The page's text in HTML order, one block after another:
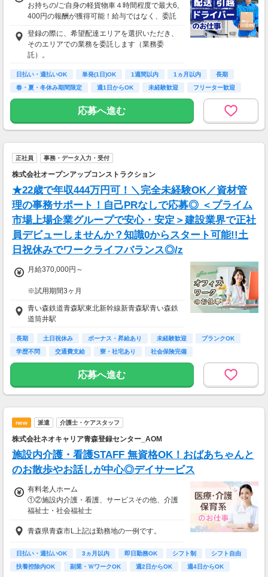
お持ちの/ご自身の軽貨物車４時間程度で最大6,
400円の報酬が獲得可能！給与ではなく、委託
業務に応じた報酬をお支払いする業務委託のお
仕事です。うれしい週払い。
※東北エリアで4-6月に稼働した場合を想定。
地域により異なります
※報酬は規約にしたがい配達完了の15日後に支
払いますが、可能な場合は、より早く、週払い
で前週稼働分をお支払いします。
登録の際に、希望配達エリアを選択いただき、
そのエリアでの業務を委託します（業務委
登録の際に、希望配達エリアを選択いただき、
そのエリアでの業務を委託します（業務委
託）。
日払い・週払いOK 単発(1日)OK 1週間以内 1ヵ月以内
長期
春・夏・冬休み期間限定
週1日からOK 未経験歓迎 フリーター歓迎
応募へ進む
正社員 事務・データ入力・受付
株式会社オープンアップコンストラクション
★22歳で年収444万円可！＼完全未経験OK／資材管
理の事務サポート！自己PRなしで応募◎ ＜プライム
市場上場企業グループで安心・安定＞建設業界で正社
員デビューしませんか？知識0からスタート可能!!土
日祝休みでワークライフバランス◎/z
月給370,000円～
※試用期間3ヶ月
待遇に変わりありません。
▽月給額に下記の一律手当含む
■エリア職種手当／1万2,000円～3万円
■残業手当(超過分)
■引越手当／3万円（支給条件あり）
大4万円／月 支給
年収444万円／22歳／入社1年目
年収520万円／28歳／入社3年目
年収600万円／32歳／入社5年目
年収790万円／36歳／入社9年目
青い森鉄道青森駅東北新幹線新青森駅青い森鉄
道筒井駅
長期 土日祝休み ボーナス・昇給あり 未経験歓迎
ブランクOK
学歴不問
交通費支給 寮・社宅あり 社会保険完備
応募へ進む
new 派遣 介護士・ケアスタッフ
株式会社ネオキャリア青森登録センター_AOM
施設内介護・看護STAFF 無資格OK！おばあちゃんと
のお散歩やお話しが中心◎デイサービス
有料老人ホーム
①②施設内介護・看護、サービスその他、介護
福祉士・社会福祉士
①時給1,280円～1,440円、②時給1,200円～1,4
40円
【経験・お持ちの資格によって異なります】
■未経験の方（無資格）：時給1280円～
■未経験の方（有資格）：時給1180円～
青森県青森市L上記は勤務地の一例です。
日払い・週払いOK 3ヵ月以内 即日勤務OK シフト制
シフト自由
扶養控除内OK
副業・ＷワークOK 週2日からOK 週4日からOK